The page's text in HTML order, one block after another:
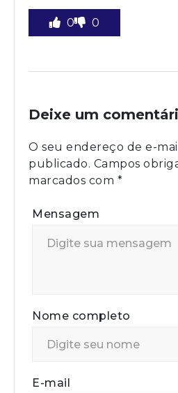
0 0
Deixe um
O seu endereço de e-
publicado. Campos
marcados com *
Mensagem
Nome completo
E-mail